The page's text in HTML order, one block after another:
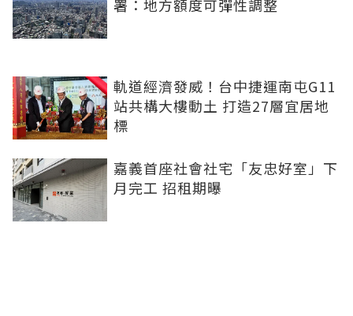
署：地方額度可彈性調整
軌道經濟發威！台中捷運南屯G11
站共構大樓動土 打造27層宜居地
標
嘉義首座社會社宅「友忠好室」下
月完工 招租期曝